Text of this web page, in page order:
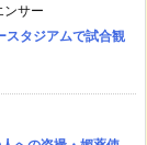
ンサー
スタジアムで試合観